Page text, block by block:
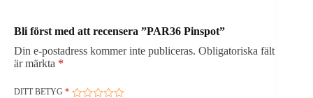
Bli först med att recensera ”PAR36 Pinspot”
Din e-postadress kommer inte publiceras. Obligatoriska fält
är märkta *
DITT BETYG *